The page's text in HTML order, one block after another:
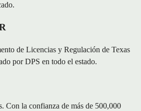
de Licencias y Regulación de Texas
por DPS en todo el estado.
Con la confianza de más de 500,000